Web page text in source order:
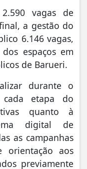
vagas de
a gestão do
6.146 vagas,
espaços em
de Barueri.
durante o
etapa do
quanto à
digital de
as campanhas
orientação aos
previamente